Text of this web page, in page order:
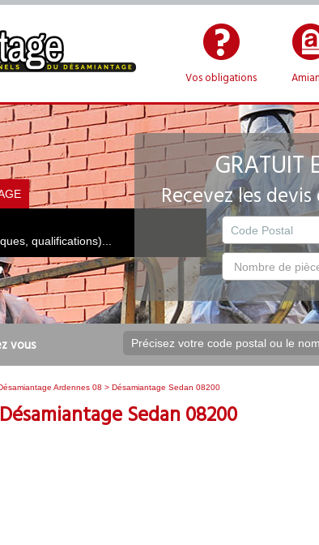
Vos obligations
GRATUIT
Recevez les
qualifications)...
vous
Ardennes 08 > Désamiantage Sedan 08200
Désamiantage Sedan 08200